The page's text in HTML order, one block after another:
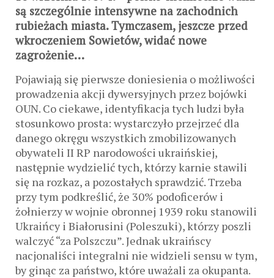
są szczególnie intensywne na zachodnich
rubieżach miasta. Tymczasem, jeszcze przed
wkroczeniem Sowietów, widać nowe
zagrożenie…
Pojawiają się pierwsze doniesienia o możliwości
prowadzenia akcji dywersyjnych przez bojówki
OUN. Co ciekawe, identyfikacja tych ludzi była
stosunkowo prosta: wystarczyło przejrzeć dla
danego okręgu wszystkich zmobilizowanych
obywateli II RP narodowości ukraińskiej,
następnie wydzielić tych, którzy karnie stawili
się na rozkaz, a pozostałych sprawdzić. Trzeba
przy tym podkreślić, że 30% podoficerów i
żołnierzy w wojnie obronnej 1939 roku stanowili
Ukraińcy i Białorusini (Poleszuki), którzy poszli
walczyć “za Polszczu”. Jednak ukraińscy
nacjonaliści integralni nie widzieli sensu w tym,
by ginąc za państwo, które uważali za okupanta.